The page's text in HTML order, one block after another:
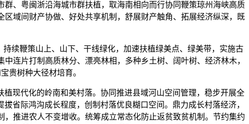
、粤闽浙沿海城市群扶植，取海南相向而行协同鞭策琼州海峡高质
域间财产协做、好处共享机制，舒展财产触角、拓展经济纵深，既
续鞭策山上、山下、干线绿化，加速扶植绿美点、绿美带，实施古
连片打制高质林分、漂亮林相，多种乡土树、阔叶树、经济林木，
贵树种大径材培育。
现代化的岭南和美村落。协同推进县域河山空间管理，稳步开展全
省际鸿沟成长程度，创制村落优良糊口空间。鼎力成长村落经济，
推进农人不变增收。统筹成立常态化防止返贫致贫机制。节约集约